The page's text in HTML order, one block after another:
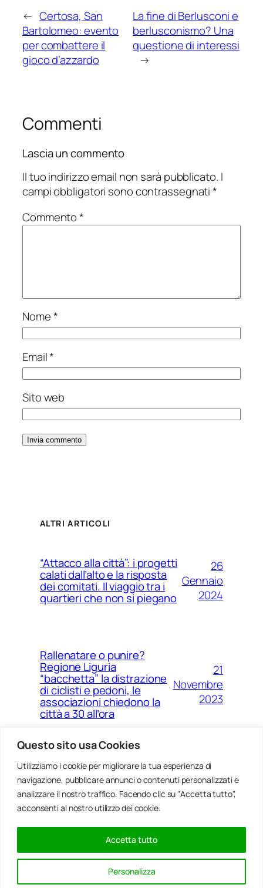
Questo sito usa Cookies
Utilizziamo i cookie per migliorare la tua esperienza di
navigazione, pubblicare annunci o contenuti personalizzati e
analizzare il nostro traffico. Facendo clic su "Accetta tutto",
acconsenti al nostro utilizzo dei cookie.
Personalizza
Accetta tutto
← Certosa, San
Bartolomeo: evento
per combattere il
gioco d’azzardo
La fine di Berlusconi e
berlusconismo? Una
questione di interessi
→
Commenti
Lascia un commento
Il tuo indirizzo email non sarà pubblicato. I
campi obbligatori sono contrassegnati*
Commento*
Nome*
Email*
Sito web
ALTRI ARTICOLI
“Attacco alla città”: i progetti
calati dall’alto e la risposta
dei comitati. Il viaggio tra i
quartieri che non si piegano
26
Gennaio
2024
Rallenatare o punire?
Regione Liguria
“bacchetta” la distrazione
di ciclisti e pedoni, le
associazioni chiedono la
città a 30 all’ora
21
Novembre
2023
Ponte Morandi e quell’anno
zero che non è mai arrivato a
Genova
Agosto
2023
Rinnovabili, al passo della
Bocchetta un parco eolico
con 5 pale da 150 metri
Gennaio